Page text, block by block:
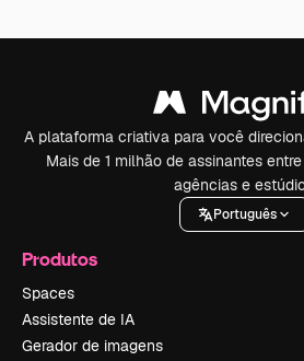
A plataforma criativa para você
Mais de 1 milhão de assinantes
agências e
Português
Produtos
Spaces
Assistente de IA
Gerador de imagens